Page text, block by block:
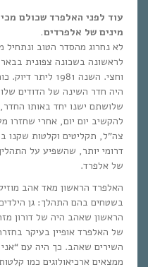
עוד לפני האלפרד שכולם
מינים של אלפרדים.
לא נחרוג מהסדר הטוב
וחצי. השנה 1981
היה חדר השינה של הדודים
שלושתם ישנו יחד באותו
להקשיב יום יום, אחרי שחזרו
צה”ל, תקליטים וקלטות שקנו
דרומי יותר, שהשפיע על
של אלפרד.
האלפרד הראשון מאד אהב
בשטחים בהם התהלך: גן
הראשון שאהב היה של דורון
של האלפרד אופיין בעיקר
השירים שאהב. כך היה עם